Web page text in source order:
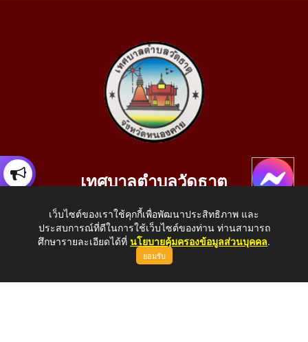
เทศบาลตำบลวัดธาตุ
อ.เมือง จ.หนองคาย 43000
โทรศัพท์: 042-414758 โทรสาร: 042-414759
E-Mail: saraban_05430110@dla.go.th
เว็บไซต์ของเราใช้คุกกี้เพื่อพัฒนาประสิทธิภาพ และ
ประสบการณ์ที่ดีในการใช้เว็บไซต์ของท่าน ท่านสามารถ
ศึกษารายละเอียดได้ที่ นโยบายคุ้มครองข้อมูลส่วนบุคคล.
ยอมรับ